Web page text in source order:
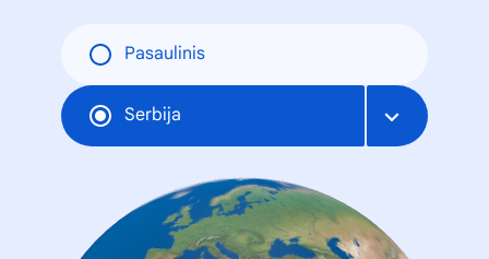
Pasaulinis
Serbija